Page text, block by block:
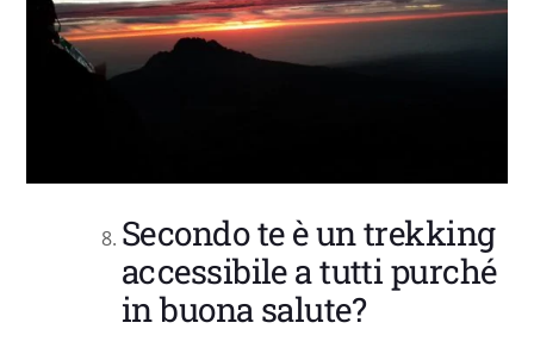
Secondo te è un trekking
accessibile a tutti purché
in buona salute?